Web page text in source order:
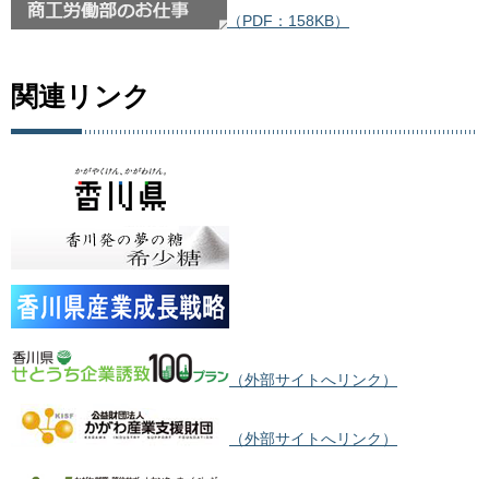
（PDF：158KB）
関連リンク
（外部サイトへリンク）
（外部サイトへリンク）